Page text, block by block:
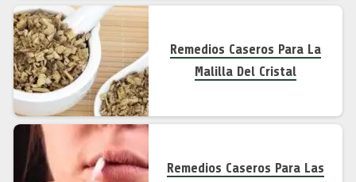
Remedios Caseros Para La
Malilla Del Cristal
Remedios Caseros Para Las